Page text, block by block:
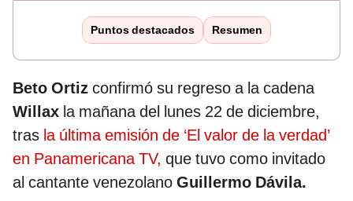
Puntos destacados Resumen
Beto Ortiz confirmó su regreso a la cadena
Willax la mañana del lunes 22 de diciembre,
tras la última emisión de ‘El valor de la verdad’
en Panamericana TV, que tuvo como invitado
al cantante venezolano Guillermo Dávila.